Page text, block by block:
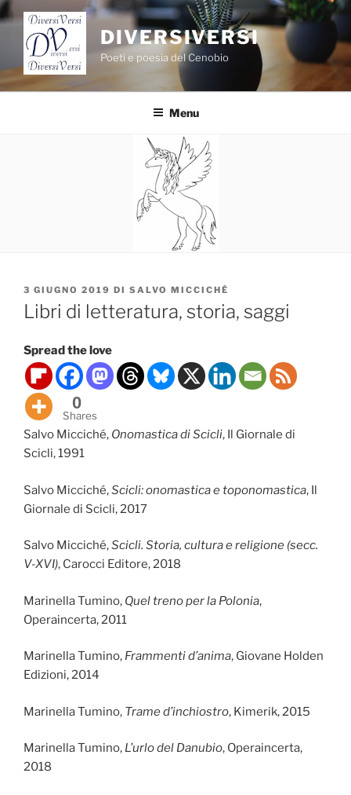
Salta
al
contenuto
DIVERSIVERSI
Poeti e poesia del Cenobio
Menu
PUBBLICATO
IL
3 GIUGNO 2019 DI SALVO MICCICHÉ
Libri di letteratura, storia, saggi
Spread the love
0
Shares
Salvo Micciché, Onomastica di Scicli, Il Giornale di
Scicli, 1991
Salvo Micciché,Scicli: onomastica e toponomastica, Il
Giornale di Scicli, 2017
Salvo Micciché,Scicli. Storia, cultura e religione (secc.
V-XVI), Carocci Editore, 2018
Marinella Tumino, Quel treno per la Polonia,
Operaincerta, 2011
Marinella Tumino, Frammenti d’anima, Giovane Holden
Edizioni, 2014
Marinella Tumino, Trame d’inchiostro, Kimerik, 2015
Marinella Tumino, L’urlo del Danubio, Operaincerta,
2018